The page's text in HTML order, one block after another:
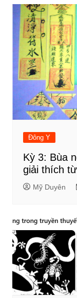
bài
viết
Đông Y
Kỳ 3: Bùa
giải thích
Mỹ Duyên